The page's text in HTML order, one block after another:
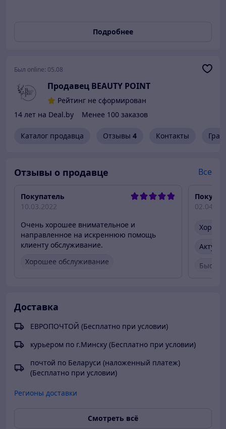
Подробнее
Был online: 05.08
Продавец BEAUTY POINT
Рейтинг не сформирован
14 лет на Deal.by
Менее 100 заказов
Каталог продавца Отзывы 4 Контакты
Отзывы о продавце Все
Покупатель
10.03.2022
Очень хорошее внимательное и
направленное на искреннюю помощь
клиенту обслуживание.
Хорошее обслуживание
Доставка
ЕВРОПОЧТОЙ (Бесплатно при условии)
курьером по г.Минску (Бесплатно при условии)
почтой по Беларуси (наложенный платеж)
(Бесплатно при условии)
Регионы доставки
Смотреть всё